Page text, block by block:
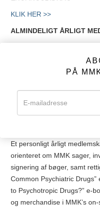
KLIK HER >>
ALMINDELIGT ÅRLIGT
orienteret om MMK sager,
signering af bøger, samt
to Psychotropic Drugs?” e-
Et personligt årligt
orienteret om MMK sager,
signering af bøger, samt
Common Psychiatric
to Psychotropic Drugs?” e-
og merchandise i MMK’s on-
PÅ